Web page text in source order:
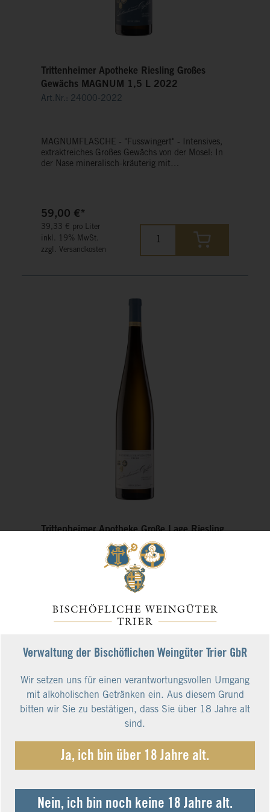
Trittenheimer Apotheke Riesling Großes
Gewächs MAGNUM 1,5 L 2022
Art.Nr.: 24000-2022
MAGNUMFLASCHE - "Fusswingert" - Intensives,
extraktreiches Großes Gewächs von der Mosel: In
der Nase mineralisch-kräuterig mit
überzeugt durch seine subtile Finesse mit Druck
am Gaumen und einen langen Nachhall. Ein
großartiger Wein, der begeistern kann! Er bringt
eine gewaltige Aromatik und feine Mineralität mit,
ist zugleich rassig und intensiv.
59,00 €*
39,33 € pro Liter
inkl. 19% MwSt.
zzgl. Versandkosten
Trittenheimer Apotheke Große Lage Riesling
trocken MAGNUM 1,5 L 2024
Art.Nr.: 24100-2024
Substanz und schmelziger Fülle am Gaumen.
Aromen von gelben Früchte und einer feinen
inkl. 19% MwSt.
zzgl. Versandkosten
Verwaltung der Bischöflichen Weingüter Trier GbR
Wir setzen uns für einen verantwortungsvollen Umgang
mit alkoholischen Getränken ein. Aus diesem Grund
bitten wir Sie zu bestätigen, dass Sie über 18 Jahre alt
sind.
Ja, ich bin über 18 Jahre alt.
Nein, ich bin noch keine 18 Jahre alt.